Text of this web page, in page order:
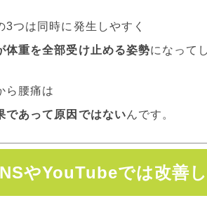
3つは同時に発生しやすく
体重を全部受け止める姿勢になって
ら腰痛は
であって原因ではないんです。
やYouTubeでは改善